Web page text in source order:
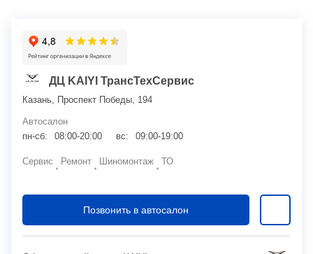
ДЦ KAIYI ТрансТехСервис
Казань, Проспект Победы, 194
Автосалон
пн-сб:
08:00-20:00 вс: 09:00-19:00
Сервис Ремонт Шиномонтаж ТО
Позвонить в автосалон